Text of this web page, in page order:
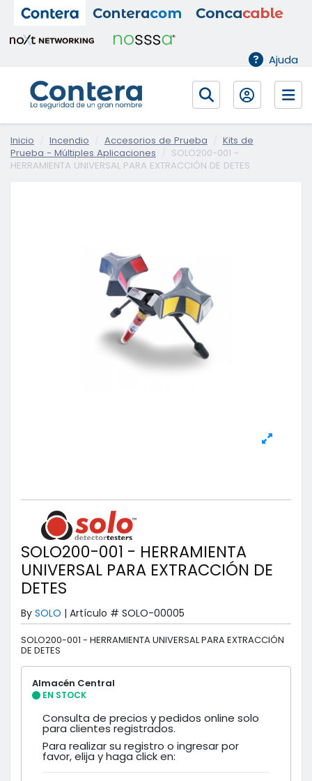
Ajuda
Inicio Incendio Accesorios de Prueba
Kits de
Prueba - Múltiples Aplicaciones
SOLO200-001 -
HERRAMIENTA UNIVERSAL PARA EXTRACCIÓN DE DETES
SOLO200-001 - HERRAMIENTA
UNIVERSAL PARA EXTRACCIÓN DE
DETES
By SOLO | Artículo # SOLO-00005
SOLO200-001 - HERRAMIENTA UNIVERSAL PARA EXTRACCIÓN
DE DETES
Almacén Central
EN STOCK
Consulta de precios y pedidos online solo
para clientes registrados.
Para realizar su registro o ingresar por
favor, elija y haga click en: